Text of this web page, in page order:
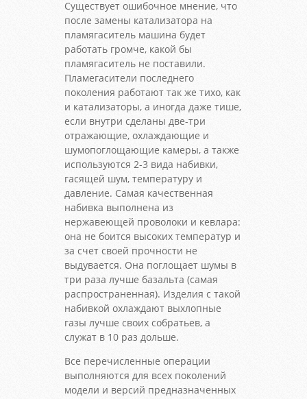
Существует ошибочное мнение, что
после замены катализатора на
пламягаситель машина будет
работать громче, какой бы
пламягаситель не поставили.
Пламегасители последнего
поколения работают так же тихо, как
и катализаторы, а иногда даже тише,
если внутри сделаны две-три
отражающие, охлаждающие и
шумопоглощающие камеры, а также
используются 2-3 вида набивки,
гасящей шум, температуру и
давление. Самая качественная
набивка выполнена из
нержавеющей проволоки и кевлара:
она не боится высоких температур и
за счет своей прочности не
выдувается. Она поглощает шумы в
три раза лучше базальта (самая
распространенная). Изделия с такой
набивкой охлаждают выхлопные
газы лучше своих собратьев, а
служат в 10 раз дольше.
Все перечисленные операции
выполняются для всех поколений
модели и версий предназначенных